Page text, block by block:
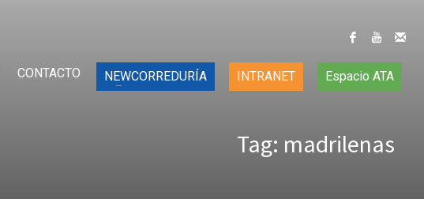
CONTACTO NEWCORREDURÍA INTRANET Espacio ATA
Tag: madrilenas